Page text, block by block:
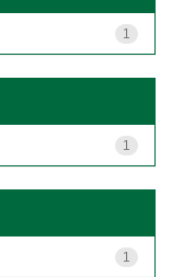
1
1
1